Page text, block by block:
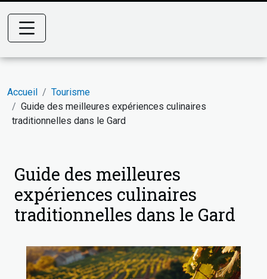
Accueil
Tourisme
Guide des meilleures expériences culinaires
traditionnelles dans le Gard
Guide des meilleures
expériences culinaires
traditionnelles dans le Gard